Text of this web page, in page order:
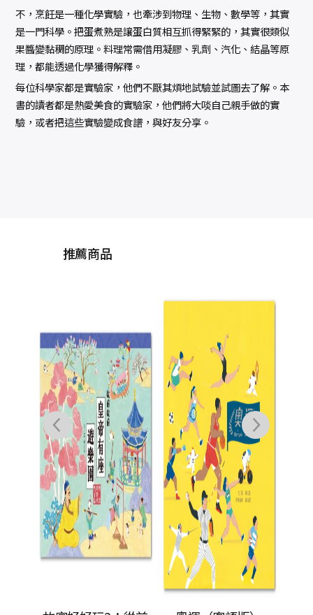
不，烹飪是一種化學實驗，也牽涉到物理、生物、數學等，其實
是一門科學。把蛋煮熟是讓蛋白質相互抓得緊緊的，其實很類似
果醬變黏稠的原理。料理常需借用凝膠、乳劑、汽化、結晶等原
理，都能透過化學獲得解釋。
每位科學家都是實驗家，他們不厭其煩地試驗並試圖去了解。本
書的讀者都是熱愛美食的實驗家，他們將大啖自己親手做的實
驗，或者把這些實驗變成食譜，與好友分享。
推薦商品